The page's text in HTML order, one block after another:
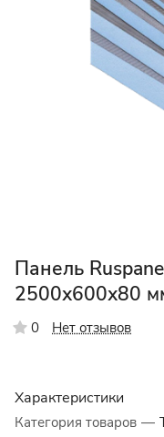
Панель
2500х600х80
0 Нет отзывов
Характеристики
Категория товаров —